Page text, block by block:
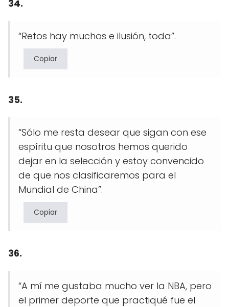
34.
“Retos hay muchos e ilusión, toda”.
Copiar
35.
“Sólo me resta desear que sigan con ese
espíritu que nosotros hemos querido
dejar en la selección y estoy convencido
de que nos clasificaremos para el
Mundial de China”.
Copiar
36.
“A mí me gustaba mucho ver la NBA, pero
el primer deporte que practiqué fue el